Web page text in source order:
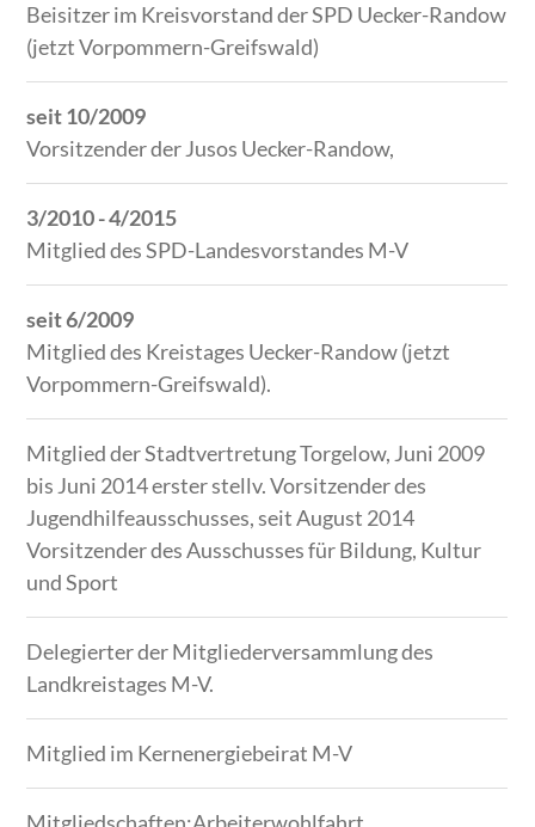
Beisitzer im Kreisvorstand der SPD Uecker-Randow
(jetzt Vorpommern-Greifswald)
seit 10/2009
Vorsitzender der Jusos Uecker-Randow,
3/2010 - 4/2015
Mitglied des SPD-Landesvorstandes M-V
seit 6/2009
Mitglied des Kreistages Uecker-Randow (jetzt
Vorpommern-Greifswald).
Mitglied der Stadtvertretung Torgelow, Juni 2009
bis Juni 2014 erster stellv. Vorsitzender des
Jugendhilfeausschusses, seit August 2014
Vorsitzender des Ausschusses für Bildung, Kultur
und Sport
Delegierter der Mitgliederversammlung des
Landkreistages M-V.
Mitglied im Kernenergiebeirat M-V